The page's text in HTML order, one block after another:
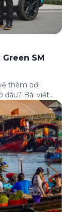
SM
thêm bởi
đâu? Bài viết
(và hủy tham
SM, cùng